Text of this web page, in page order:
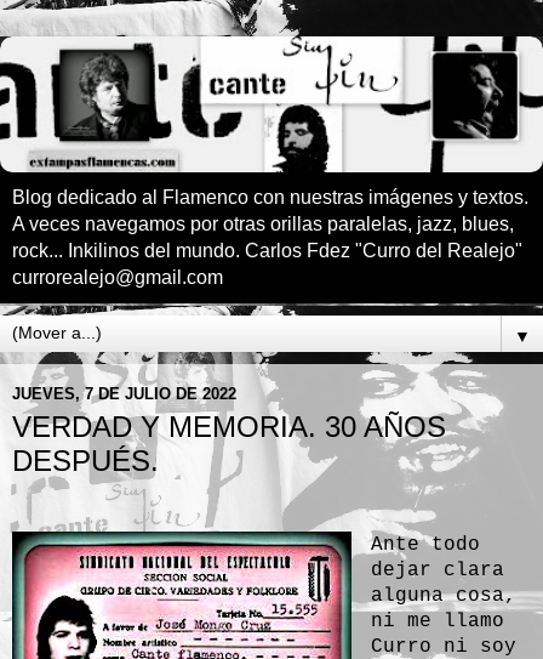
Blog dedicado al Flamenco con nuestras imágenes y textos.
A veces navegamos por otras orillas paralelas, jazz, blues,
rock... Inkilinos del mundo. Carlos Fdez "Curro del Realejo"
currorealejo@gmail.com
▼
JUEVES, 7 DE JULIO DE 2022
VERDAD Y MEMORIA. 30 AÑOS
DESPUÉS.
Ante todo
dejar clara
alguna cosa,
ni me llamo
Curro ni soy